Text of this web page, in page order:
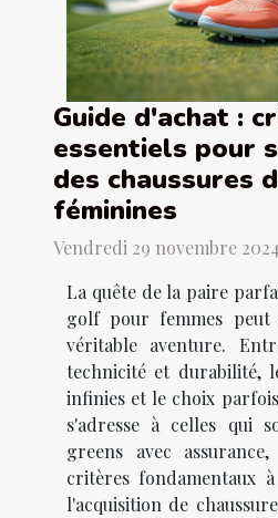
Guide d'achat :
essentiels pour
des chaussures
féminines
Vendredi 29 novembre 2024
La quête de la paire
golf pour femmes peut
véritable aventure.
technicité et durabilité,
infinies et le choix
s'adresse à celles qui
greens avec
critères fondamentaux
l'acquisition de